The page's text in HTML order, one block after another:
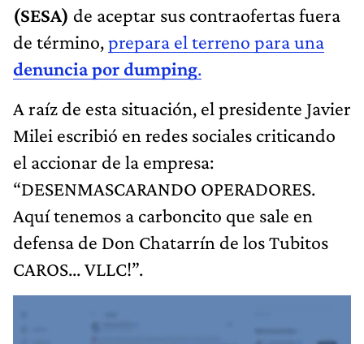
(SESA) de aceptar sus contraofertas fuera
de término,prepara el terreno para una
denuncia por dumping.
A raíz de esta situación, el presidente Javier
Milei escribió en redes sociales criticando
el accionar de la empresa:
“DESENMASCARANDO OPERADORES.
Aquí tenemos a carboncito que sale en
defensa de Don Chatarrín de los Tubitos
CAROS... VLLC!”.